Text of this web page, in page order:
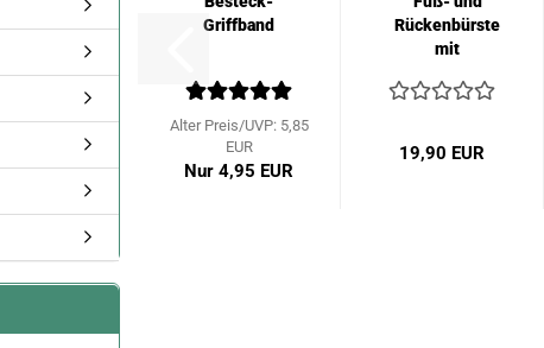
Griffband
Alter Preis/UVP: 5,85
EUR
Nur 4,95 EUR
Rückenbürste
mit
19,90 EUR